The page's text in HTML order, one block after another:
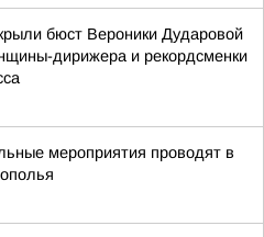
бюст Вероники Дударовой
дирижера и рекордсменки
мероприятия проводят в